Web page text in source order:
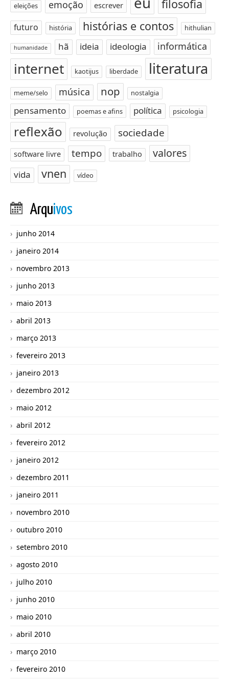
eleições emoção escrever filosofia
futuro história histórias e contos hithulian
humanidade hã ideia ideologia informática
internet kaotijus liberdade literatura
meme/selo música nop nostalgia
pensamento poemas e afins política psicologia
reflexão revolução sociedade
software livre tempo trabalho valores
vida vnen vídeo
Arquivos
junho 2014
janeiro 2014
novembro 2013
junho 2013
maio 2013
abril 2013
março 2013
fevereiro 2013
janeiro 2013
dezembro 2012
maio 2012
abril 2012
fevereiro 2012
janeiro 2012
dezembro 2011
janeiro 2011
novembro 2010
outubro 2010
setembro 2010
agosto 2010
julho 2010
junho 2010
maio 2010
abril 2010
março 2010
fevereiro 2010